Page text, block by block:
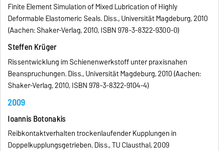
Finite Element Simulation of Mixed Lubrication of Highly
Deformable Elastomeric Seals. Diss., Universität Magdeburg, 2010
(Aachen: Shaker-Verlag, 2010, ISBN 978-3-8322-9300-0)
Steffen Krüger
Rissentwicklung im Schienenwerkstoff unter praxisnahen
Beanspruchungen. Diss., Universität Magdeburg, 2010 (Aachen:
Shaker-Verlag, 2010, ISBN 978-3-8322-9104-4)
2009
Ioannis Botonakis
Reibkontaktverhalten trockenlaufender Kupplungen in
Doppelkupplungsgetrieben. Diss., TU Clausthal, 2009